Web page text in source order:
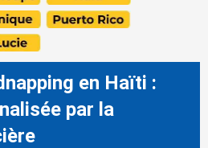
en Haïti :
par la